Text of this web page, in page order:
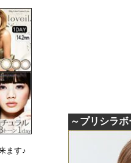
ます♪
～プリシラ